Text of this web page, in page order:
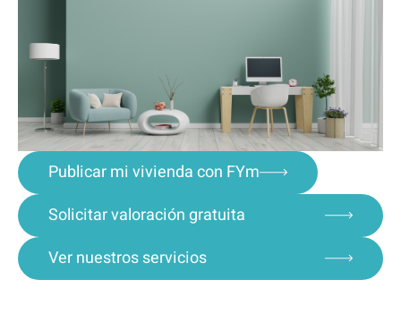
Publicar mi vivienda con FYm
Solicitar valoración gratuita
Ver nuestros servicios